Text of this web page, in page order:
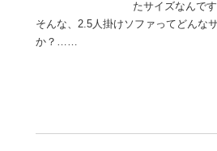
たサイズなんです
そんな、2.5人掛けソファってどんな
か？……